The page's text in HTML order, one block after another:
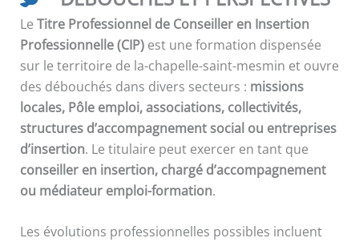
Le Titre Professionnel de Conseiller en Insertion
Professionnelle (CIP) est une formation dispensée
sur le territoire de la-chapelle-saint-mesmin et ouvre
des débouchés dans divers secteurs : missions
locales, Pôle emploi, associations, collectivités,
structures d’accompagnement social ou entreprises
d’insertion. Le titulaire peut exercer en tant que
conseiller en insertion, chargé d’accompagnement
ou médiateur emploi-formation.
Les évolutions professionnelles possibles incluent